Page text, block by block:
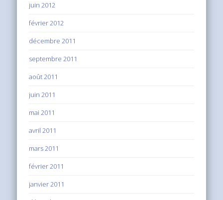
juin 2012
février 2012
décembre 2011
septembre 2011
août 2011
juin 2011
mai 2011
avril 2011
mars 2011
février 2011
janvier 2011